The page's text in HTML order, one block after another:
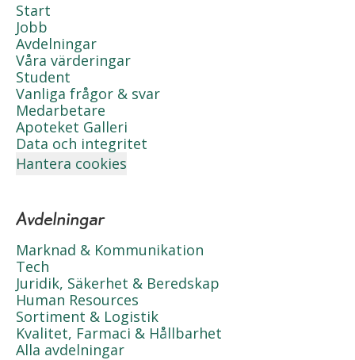
Start
Jobb
Avdelningar
Våra värderingar
Student
Vanliga frågor & svar
Medarbetare
Apoteket Galleri
Data och integritet
Hantera cookies
Avdelningar
Marknad & Kommunikation
Tech
Juridik, Säkerhet & Beredskap
Human Resources
Sortiment & Logistik
Kvalitet, Farmaci & Hållbarhet
Alla avdelningar